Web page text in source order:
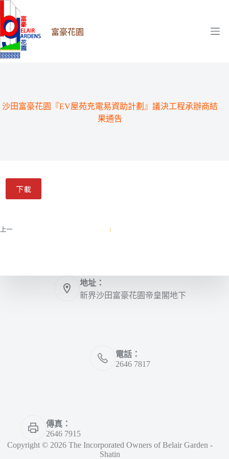
至
主
要
內
富豪花園
沙田富豪花園『EV屋苑充電易資助計劃』議決工程承辦商結
果通告
下載
上一
地址：
新界沙田富豪花園帝皇閣地下
電話：
2646 7817
傳真：
2646 7915
Copyright © 2026 The Incorporated Owners of Belair Garden -
Shatin